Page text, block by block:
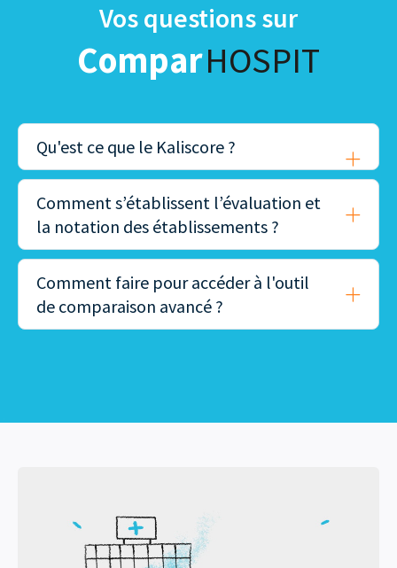
Vos questions sur
ComparHOSPIT
Qu'est ce que le Kaliscore ?
Comment s’établissent l’évaluation et
la notation des établissements ?
Comment faire pour accéder à l'outil
de comparaison avancé ?